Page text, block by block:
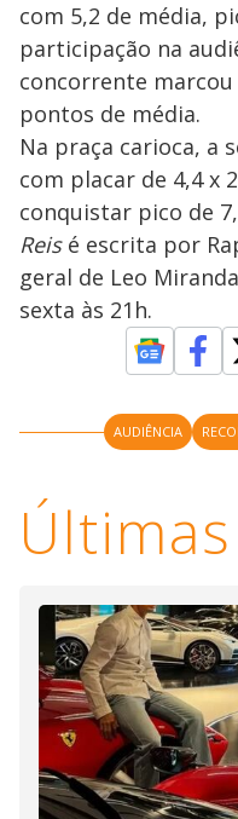
com 5,2 de média,
participação na
concorrente
pontos de média.
Na praça carioca, a
com placar de 4,4 x
conquistar pico de
Reisé escrita por
geral de Leo
sexta às 21h.
AUDIÊNCIA
Últimas